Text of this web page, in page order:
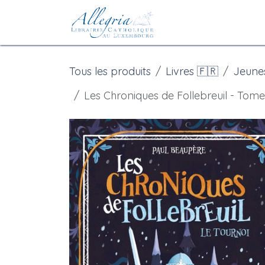
Se rendre au contenu
Tous les produits Livres 🇫🇷
Les Chroniques de Follebreuil -